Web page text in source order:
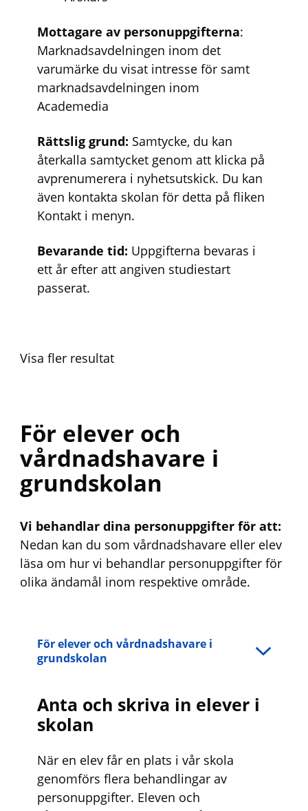
Mottagare av personuppgifterna:
Marknadsavdelningen inom det
varumärke du visat intresse för samt
marknadsavdelningen inom
Academedia
Rättslig grund: Samtycke, du kan
återkalla samtycket genom att klicka på
avprenumerera i nyhetsutskick. Du kan
även kontakta skolan för detta på fliken
Kontakt i menyn.
Bevarande tid: Uppgifterna bevaras i
ett år efter att angiven studiestart
passerat.
Visa fler resultat
För elever och
vårdnadshavare i
grundskolan
Vi behandlar dina personuppgifter för att:
Nedan kan du som vårdnadshavare eller elev
läsa om hur vi behandlar personuppgifter för
olika ändamål inom respektive område.
För elever och vårdnadshavare i
grundskolan
Anta och skriva in elever i
skolan
När en elev får en plats i vår skola
genomförs flera behandlingar av
personuppgifter. Eleven och